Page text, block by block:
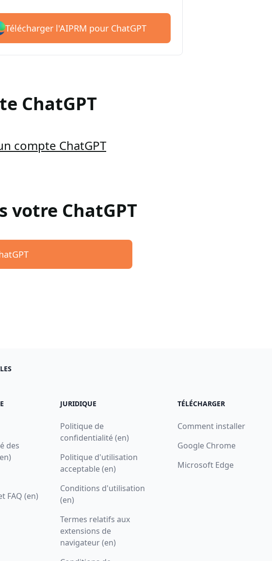
Télécharger l'AIPRM pour ChatGPT
ChatGPT
compte ChatGPT
votre ChatGPT
des
FAQ (en)
JURIDIQUE
Politique de
confidentialité (en)
Politique d'utilisation
acceptable (en)
Conditions d'utilisation
(en)
Termes relatifs aux
extensions de
navigateur (en)
TÉLÉCHARGER
Comment installer
Google Chrome
Microsoft Edge